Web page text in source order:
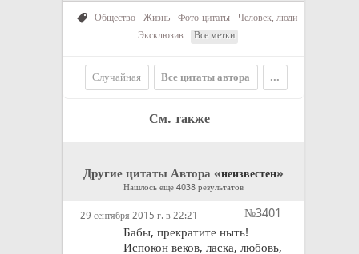
Общество Жизнь Фото-цитаты
Человек, люди
Эксклюзив
Все метки
Случайная Все цитаты автора ...
См. также
Другие цитаты Автора «неизвестен»
Нашлось ещё 4038 результатов
29 сентября 2015 г. в 22:21
№3401
Бабы, прекратите ныть!
Испокон веков, ласка, любовь,